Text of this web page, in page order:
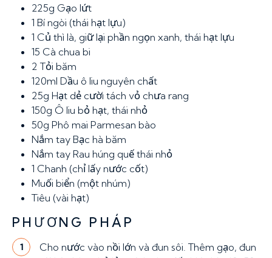
225g Gạo lứt
1 Bí ngòi (thái hạt lựu)
1 Củ thì là, giữ lại phần ngọn xanh, thái hạt lựu
15 Cà chua bi
2Tỏi băm
120ml Dầu ô liu nguyên chất
25g Hạt dẻ cười tách vỏ chưa rang
150g Ô liu bỏ hạt, thái nhỏ
50g Phô mai Parmesan bào
Nắm tay Bạc hà băm
Nắm tay Rau húng quế thái nhỏ
1 Chanh (chỉ lấy nước cốt)
Muối biển (một nhúm)
Tiêu (vài hạt)
PHƯƠNG PHÁP
1
Cho nước vào nồi lớn và đun sôi. Thêm gạo, đun